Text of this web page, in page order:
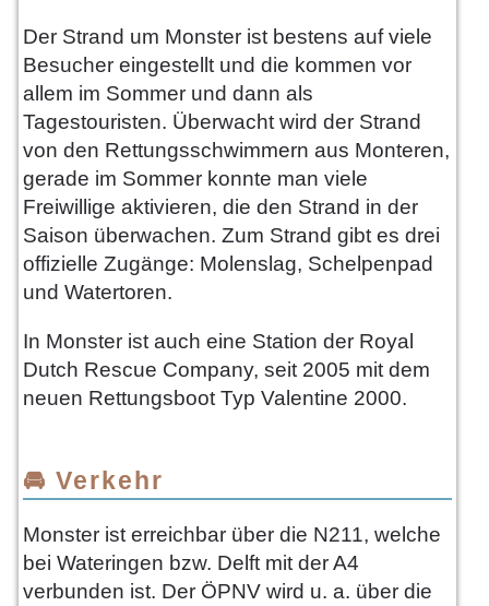
Der Strand um Monster ist bestens auf viele
Besucher eingestellt und die kommen vor
allem im Sommer und dann als
Tagestouristen. Überwacht wird der Strand
von den Rettungsschwimmern aus Monteren,
gerade im Sommer konnte man viele
Freiwillige aktivieren, die den Strand in der
Saison überwachen. Zum Strand gibt es drei
offizielle Zugänge: Molenslag, Schelpenpad
und Watertoren.
In Monster ist auch eine Station der Royal
Dutch Rescue Company, seit 2005 mit dem
neuen Rettungsboot Typ Valentine 2000.
🚘 Verkehr
Monster ist erreichbar über die N211, welche
bei Wateringen bzw. Delft mit der A4
verbunden ist. Der ÖPNV wird u. a. über die